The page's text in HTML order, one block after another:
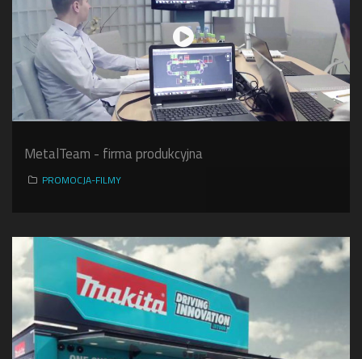
MetalTeam - firma produkcyjna
PROMOCJA-FILMY